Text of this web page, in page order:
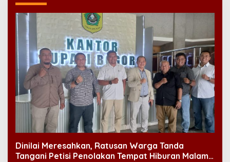
Dinilai Meresahkan, Ratusan Warga Tanda
Tangani Petisi Penolakan Tempat Hiburan Malam